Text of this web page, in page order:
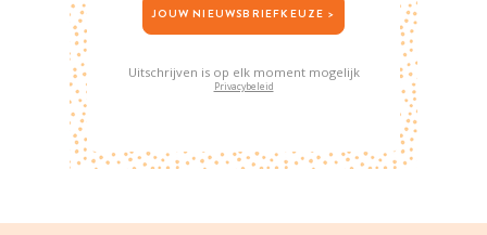
JOUW NIEUWSBRIEFKEUZE >
Uitschrijven is op elk moment mogelijk
Privacybeleid